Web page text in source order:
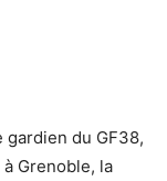
gardien du GF38,
Grenoble, la